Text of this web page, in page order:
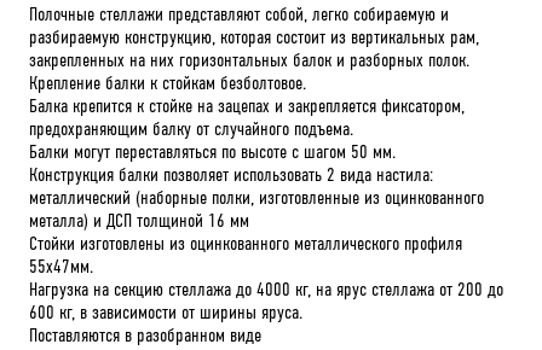
Полочные стеллажи представляют собой, легко собираемую и
разбираемую конструкцию, которая состоит из вертикальных рам,
закрепленных на них горизонтальных балок и разборных полок.
Крепление балки к стойкам безболтовое.
Балка крепится к стойке на зацепах и закрепляется фиксатором,
предохраняющим балку от случайного подъема.
Балки могут переставляться по высоте с шагом 50 мм.
Конструкция балки позволяет использовать 2 вида настила:
металлический (наборные полки, изготовленные из оцинкованного
металла) и ДСП толщиной 16 мм
Стойки изготовлены из оцинкованного металлического профиля
55х47мм.
Нагрузка на секцию стеллажа до 4000 кг, на ярус стеллажа от 200 до
600 кг, в зависимости от ширины яруса.
Поставляются в разобранном виде